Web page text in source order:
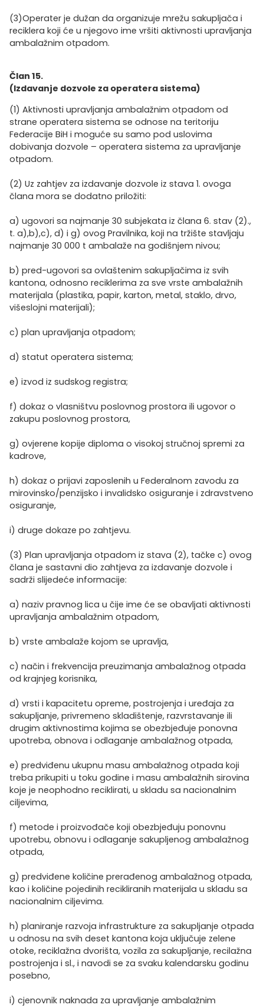
(3)Operater je dužan da organizuje mrežu sakupljača i
reciklera koji će u njegovo ime vršiti aktivnosti upravljanja
ambalažnim otpadom.
Član 15.
(Izdavanje dozvole za operatera sistema)
(1) Aktivnosti upravljanja ambalažnim otpadom od
strane operatera sistema se odnose na teritoriju
Federacije BiH i moguće su samo pod uslovima
dobivanja dozvole – operatera sistema za upravljanje
otpadom.
(2) Uz zahtjev za izdavanje dozvole iz stava 1. ovoga
člana mora se dodatno priložiti:
a) ugovori sa najmanje 30 subjekata iz člana 6. stav (2).,
t. a),b),c), d) i g) ovog Pravilnika, koji na tržište stavljaju
najmanje 30 000 t ambalaže na godišnjem nivou;
b) pred-ugovori sa ovlaštenim sakupljačima iz svih
kantona, odnosno reciklerima za sve vrste ambalažnih
materijala (plastika, papir, karton, metal, staklo, drvo,
višeslojni materijali);
c) plan upravljanja otpadom;
d) statut operatera sistema;
e) izvod iz sudskog registra;
f) dokaz o vlasništvu poslovnog prostora ili ugovor o
zakupu poslovnog prostora,
g) ovjerene kopije diploma o visokoj stručnoj spremi za
kadrove,
h) dokaz o prijavi zaposlenih u Federalnom zavodu za
mirovinsko/penzijsko i invalidsko osiguranje i zdravstveno
osiguranje,
i) druge dokaze po zahtjevu.
(3) Plan upravljanja otpadom iz stava (2), tačke c) ovog
člana je sastavni dio zahtjeva za izdavanje dozvole i
sadrži slijedeće informacije:
a) naziv pravnog lica u čije ime će se obavljati aktivnosti
upravljanja ambalažnim otpadom,
b) vrste ambalaže kojom se upravlja,
c) način i frekvencija preuzimanja ambalažnog otpada
od krajnjeg korisnika,
d) vrsti i kapacitetu opreme, postrojenja i uređaja za
sakupljanje, privremeno skladištenje, razvrstavanje ili
drugim aktivnostima kojima se obezbjeđuje ponovna
upotreba, obnova i odlaganje ambalažnog otpada,
e) predviđenu ukupnu masu ambalažnog otpada koji
treba prikupiti u toku godine i masu ambalažnih sirovina
koje je neophodno reciklirati, u skladu sa nacionalnim
ciljevima,
f) metode i proizvođače koji obezbjeđuju ponovnu
upotrebu, obnovu i odlaganje sakupljenog ambalažnog
otpada,
g) predviđene količine prerađenog ambalažnog otpada,
kao i količine pojedinih recikliranih materijala u skladu sa
nacionalnim ciljevima.
h) planiranje razvoja infrastrukture za sakupljanje otpada
u odnosu na svih deset kantona koja uključuje zelene
otoke, reciklažna dvorišta, vozila za sakupljanje, recilažna
postrojenja i sl., i navodi se za svaku kalendarsku godinu
posebno,
i) cjenovnik naknada za upravljanje ambalažnim